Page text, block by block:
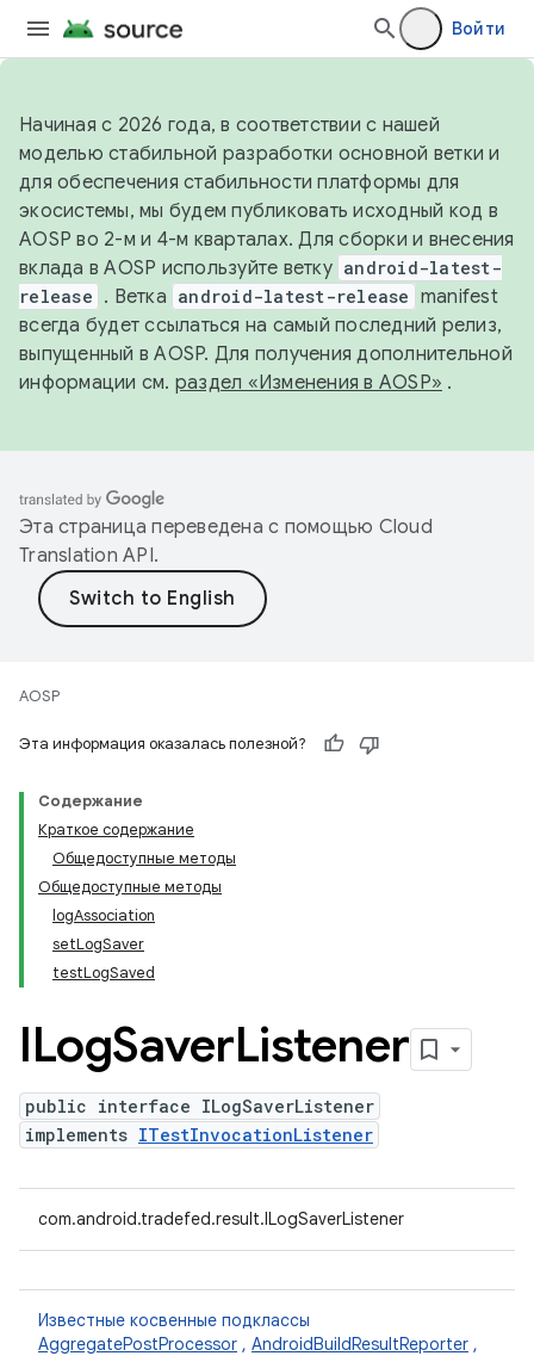
Войти
Начиная с 2026 года, в соответствии с нашей
моделью стабильной разработки основной ветки и
для обеспечения стабильности платформы для
экосистемы, мы будем публиковать исходный код в
AOSP во 2-м и 4-м кварталах. Для сборки и внесения
вклада в AOSP используйте ветку android-latest-
release . Ветка android-latest-release manifest
всегда будет ссылаться на самый последний релиз,
выпущенный в AOSP. Для получения дополнительной
информации см. раздел «Изменения в AOSP» .
Эта страница переведена с помощью Cloud
Translation API.
AOSP
Эта информация оказалась полезной?
Содержание
Краткое содержание
Общедоступные методы
Общедоступные методы
logAssociation
setLogSaver
testLogSaved
ILogSaverListener
public interface ILogSaverListener
implements ITestInvocationListener
com.android.tradefed.result.ILogSaverListener
Известные косвенные подклассы
AggregatePostProcessor , AndroidBuildResultReporter ,